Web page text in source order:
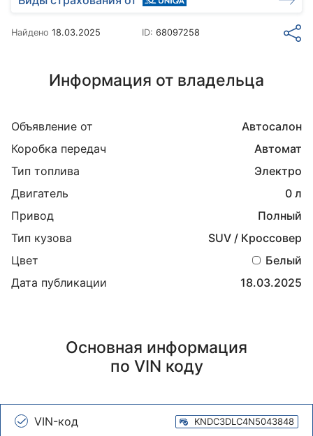
Найдено 18.03.2025 ID:68097258
Информация от владельца
Объявление от
Автосалон
Коробка передач
Автомат
Тип топлива
Электро
Двигатель
0 л
Привод
Полный
Тип кузова
SUV / Кроссовер
Цвет
Белый
Дата публикации
18.03.2025
Основная информация
по VIN коду
VIN-код KNDC3DLC4N5043848